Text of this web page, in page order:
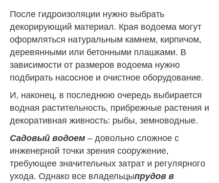
После гидроизоляции нужно выбрать
декорирующий материал. Края водоема могут
оформляться натуральным камнем, кирпичом,
деревянными или бетонными плашками. В
зависимости от размеров водоема нужно
подбирать насосное и очистное оборудование.
И, наконец, в последнюю очередь выбирается
водная растительность, прибрежные растения и
декоративная живность: рыбы, земноводные.
Садовый водоем – довольно сложное с
инженерной точки зрения сооружение,
требующее значительных затрат и регулярного
ухода. Однако все владельцыпрудов в